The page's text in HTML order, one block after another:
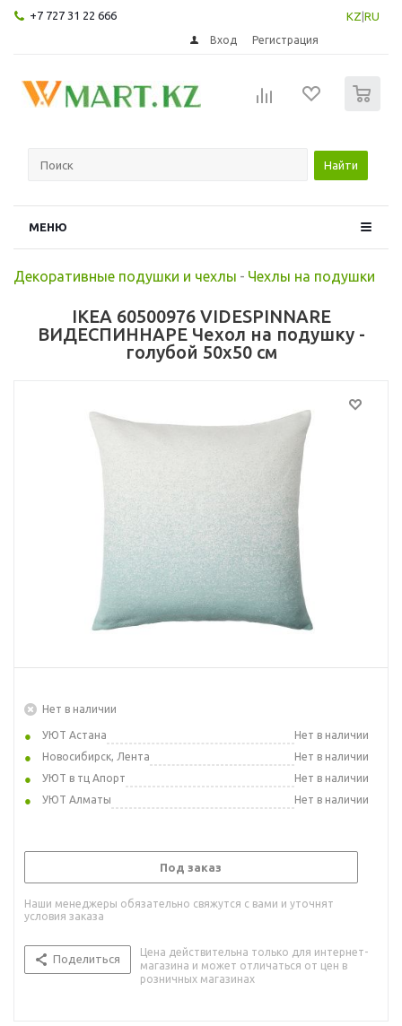
+7 727 31 22 666 KZ RU
Вход Регистрация
Найти
МЕНЮ
Декоративные подушки и чехлы - Чехлы на подушки
IKEA 60500976 VIDESPINNARE
ВИДЕСПИННАРЕ Чехол на подушку -
голубой 50x50 см
Нет в наличии
УЮТ Астана
Нет в наличии
Новосибирск, Лента
Нет в наличии
УЮТ в тц Апорт
Нет в наличии
УЮТ Алматы
Нет в наличии
Под заказ
Наши менеджеры обязательно свяжутся с вами и уточнят
условия заказа
Поделиться
Цена действительна только для интернет-
магазина и может отличаться от цен в
розничных магазинах